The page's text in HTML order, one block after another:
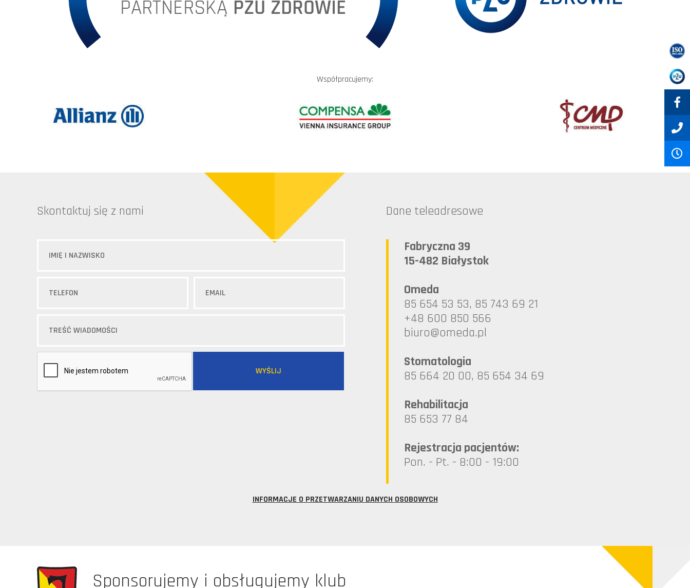
Współpracujemy:
Skontaktuj się z nami Dane teleadresowe
Fabryczna 39
15-482 Białystok
Omeda
85 654 53 53, 85 743 69 21
+48 600 850 566
lp.ademo@oruib
Stomatologia
85 664 20 00, 85 654 34 69
Rehabilitacja
85 653 77 84
Rejestracja pacjentów:
Pon. - Pt. - 8:00 - 19:00
INFORMACJE O PRZETWARZANIU DANYCH OSOBOWYCH
Sponsorujemy i obsługujemy klub